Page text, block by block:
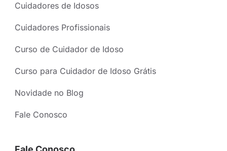
Cuidadores de Idosos
Cuidadores Profissionais
Curso de Cuidador de Idoso
Curso para Cuidador de Idoso Grátis
Novidade no Blog
Fale Conosco